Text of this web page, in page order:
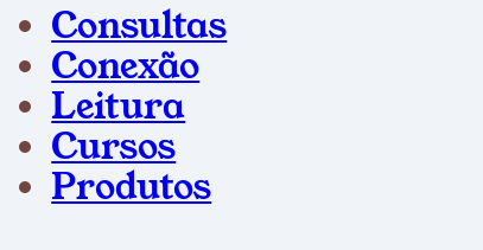
Consultas
Conexão
Leitura
Cursos
Produtos